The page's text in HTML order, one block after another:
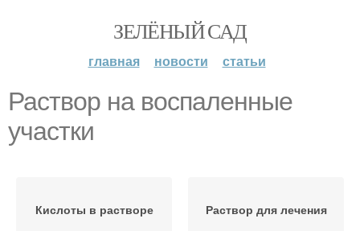
ЗЕЛЁНЫЙ САД
главная новости статьи
Раствор на воспаленные
участки
Кислоты в растворе Раствор для лечения